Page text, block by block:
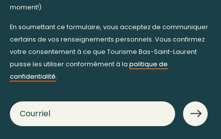
moment!)
En soumettant ce formulaire, vous acceptez de communiquer
certains de vos renseignements personnels. Vous confirmez
votre consentement à ce que Tourisme Bas-Saint-Laurent
puisse les utiliser conformément à la politique de
confidentialité.